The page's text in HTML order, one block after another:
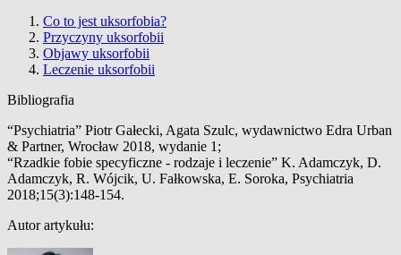
Co to jest uksorfobia?
Przyczyny uksorfobii
Objawy uksorfobii
Leczenie uksorfobii
Bibliografia
“Psychiatria” Piotr Gałecki, Agata Szulc, wydawnictwo Edra Urban
& Partner, Wrocław 2018, wydanie 1;
“Rzadkie fobie specyficzne - rodzaje i leczenie” K. Adamczyk, D.
Adamczyk, R. Wójcik, U. Fałkowska, E. Soroka, Psychiatria
2018;15(3):148-154.
Autor artykułu: